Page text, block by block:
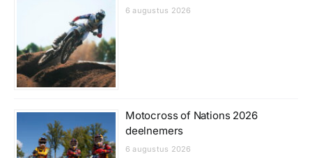
6 augustus 2026
Motocross of Nations 2026
deelnemers
6 augustus 2026